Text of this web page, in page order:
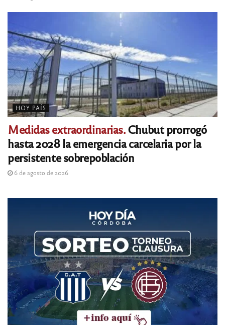
HOY PAÍS
Medidas extraordinarias.Chubut prorrogó
hasta 2028 la emergencia carcelaria por la
persistente sobrepoblación
6 de agosto de 2026